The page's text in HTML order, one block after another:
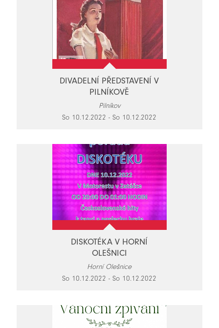
DIVADELNÍ PŘEDSTAVENÍ V
PILNÍKOVĚ
Pilníkov
So 10.12.2022 - So 10.12.2022
DISKOTÉKA V HORNÍ
OLEŠNICI
Horní Olešnice
So 10.12.2022 - So 10.12.2022